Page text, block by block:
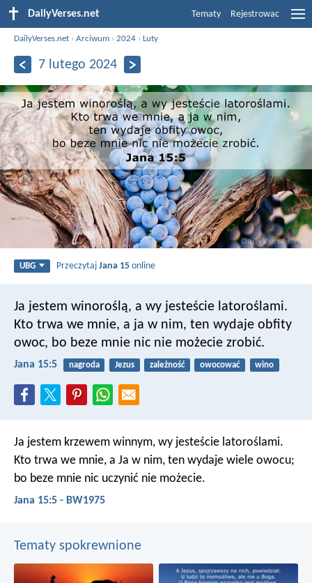
DailyVerses.net Tematy Rejestrowac
DailyVerses.net ›Arciwum ›2024 ›Luty
7 lutego 2024
UBG PrzeczytajJana 15 online
Ja jestem winoroślą, a wy jesteście latoroślami.
Kto trwa we mnie, a ja w nim, ten wydaje obfity
owoc, bo beze mnie nic nie możecie zrobić.
Jana 15:5 nagroda Jezus zależność owocować wino
Ja jestem krzewem winnym, wy jesteście latoroślami.
Kto trwa we mnie, a Ja w nim, ten wydaje wiele owocu;
bo beze mnie nic uczynić nie możecie.
Jana 15:5 - BW1975
Tematy spokrewnione